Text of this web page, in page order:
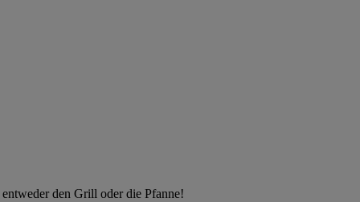
den Grill oder die Pfanne!